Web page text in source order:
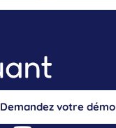
Demandez votre démo